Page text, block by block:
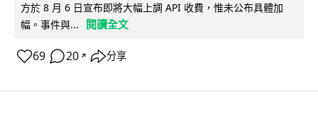
方於 8 月 6 日宣布即將大幅上調 API 收費，惟未公布具體加
幅。事件與...
閱讀全文
69 20 ↗ 分享